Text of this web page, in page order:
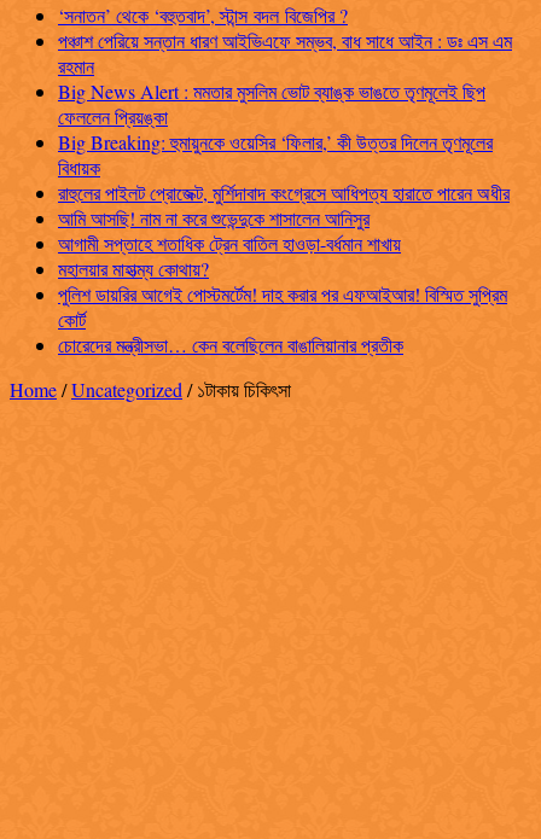
‘সনাতন’ থেকে ‘বহুতবাদ’, স্টান্স বদল বিজেপির ?
পঞ্চাশ পেরিয়ে সন্তান ধারণ আইভিএফে সম্ভব, বাধ সাধে আইন : ডঃ এস এম
রহমান
Big News Alert : মমতার মুসলিম ভোট ব্যাঙ্ক ভাঙতে তৃণমূলেই ছিপ
ফেললেন প্রিয়ঙ্কা
Big Breaking: হুমায়ুনকে ওয়েসির ‘ফিলার,’ কী উত্তর দিলেন তৃণমূলের
বিধায়ক
রাহুলের পাইলট প্রোজেক্ট, মুর্শিদাবাদ কংগ্রেসে আধিপত্য হারাতে পারেন অধীর
আমি আসছি! নাম না করে শুভেন্দুকে শাসালেন আনিসুর
আগামী সপ্তাহে শতাধিক ট্রেন বাতিল হাওড়া-বর্ধমান শাখায়
মহালয়ার মাহাত্ম্য কোথায়?
পুলিশ ডায়রির আগেই পোস্টমর্টেম! দাহ করার পর এফআইআর! বিস্মিত সুপ্রিম
কোর্ট
চোরেদের মন্ত্রীসভা… কেন বলেছিলেন বাঙালিয়ানার প্রতীক
Home/Uncategorized / ১টাকায় চিকিৎসা